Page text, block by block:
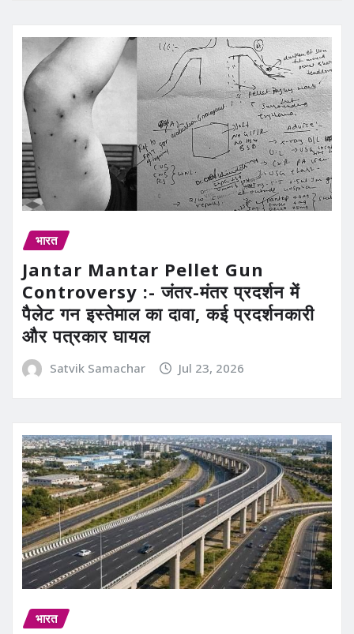
भारत
Jantar Mantar Pellet Gun
Controversy :- जंतर-मंतर प्रदर्शन में
पैलेट गन इस्तेमाल का दावा, कई प्रदर्शनकारी
और पत्रकार घायल
Satvik Samachar Jul 23, 2026
भारत